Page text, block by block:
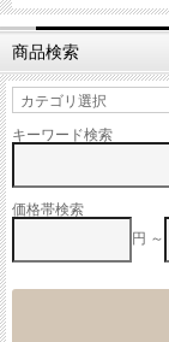
商品検索
キーワード検索
価格帯検索
円 ～